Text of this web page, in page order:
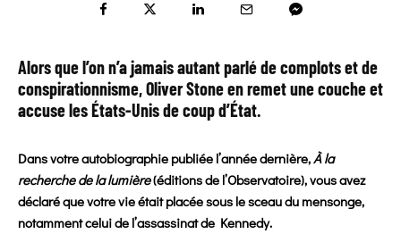
Alors que l’on n’a jamais autant parlé de complots et de
conspirationnisme, Oliver Stone en remet une couche et
accuse les États-Unis de coup d’État.
Dans votre autobiographie publiée l’année dernière,À la
recherche de la lumière(éditions de l’Observatoire), vous avez
déclaré que votre vie était placée sous le sceau du mensonge,
notamment celui de l’assassinat de Kennedy.